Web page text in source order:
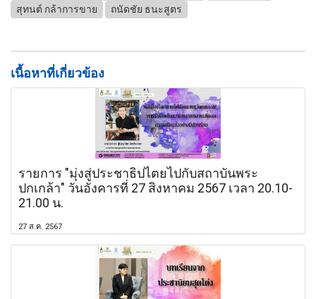
สุทนต์ กล้าการขาย
ถนัดชัย ธนะสูตร
เนื้อหาที่เกี่ยวข้อง
รายการ "มุ่งสู่ประชาธิปไตยไปกับสถาบันพระ
ปกเกล้า" วันอังคารที่ 27 สิงหาคม 2567 เวลา 20.10-
21.00 น.
27 ส.ค. 2567